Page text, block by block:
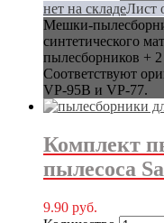
нет на складеЛист
Мешки-
синтетического
пылесборников +
Соответствуют
VP-95B и VP-77.
Комплект
пылесоса
9.90 руб.